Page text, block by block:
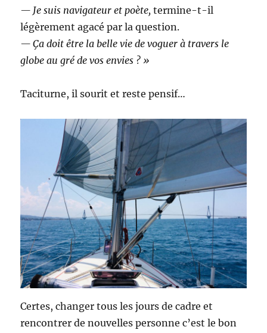
— Je suis navigateur et poète, termine-t-il
légèrement agacé par la question.
— Ça doit être la belle vie de voguer à travers le
globe au gré de vos envies ? »
Taciturne, il sourit et reste pensif…
Certes, changer tous les jours de cadre et
rencontrer de nouvelles personne c’est le bon